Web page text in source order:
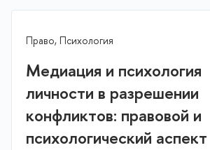
Право, Психология
Медиация и психология
личности в разрешении
конфликтов: правовой и
психологический аспект